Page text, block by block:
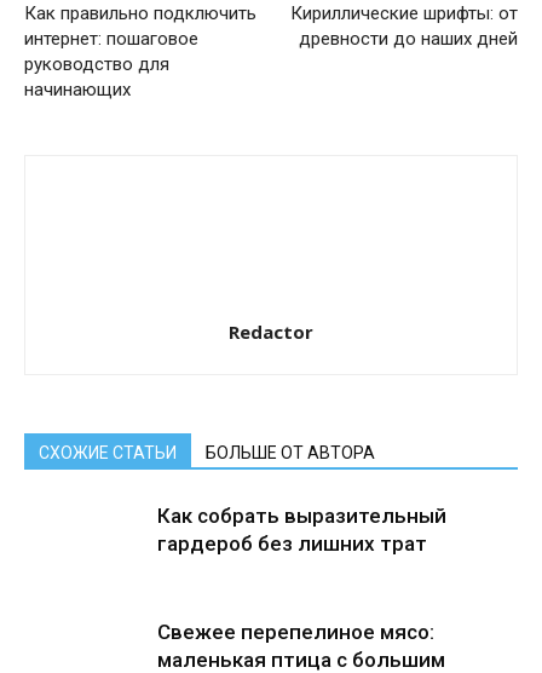
Как правильно подключить
интернет: пошаговое
руководство для
начинающих
Кириллические шрифты: от
древности до наших дней
Redactor
СХОЖИЕ СТАТЬИ БОЛЬШЕ ОТ АВТОРА
Как собрать выразительный
гардероб без лишних трат
Свежее перепелиное мясо:
маленькая птица с большим